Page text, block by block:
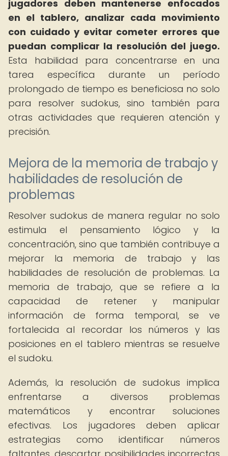
jugadores deben mantenerse enfocados
en el tablero, analizar cada movimiento
con cuidado y evitar cometer errores que
puedan complicar la resolución del juego.
Esta habilidad para concentrarse en una
tarea específica durante un período
prolongado de tiempo es beneficiosa no solo
para resolver sudokus, sino también para
otras actividades que requieren atención y
precisión.
Mejora de la memoria de trabajo y
habilidades de resolución de
problemas
Resolver sudokus de manera regular no solo
estimula el pensamiento lógico y la
concentración, sino que también contribuye a
mejorar la memoria de trabajo y las
habilidades de resolución de problemas. La
memoria de trabajo, que se refiere a la
capacidad de retener y manipular
información de forma temporal, se ve
fortalecida al recordar los números y las
posiciones en el tablero mientras se resuelve
el sudoku.
Además, la resolución de sudokus implica
enfrentarse a diversos problemas
matemáticos y encontrar soluciones
efectivas. Los jugadores deben aplicar
estrategias como identificar números